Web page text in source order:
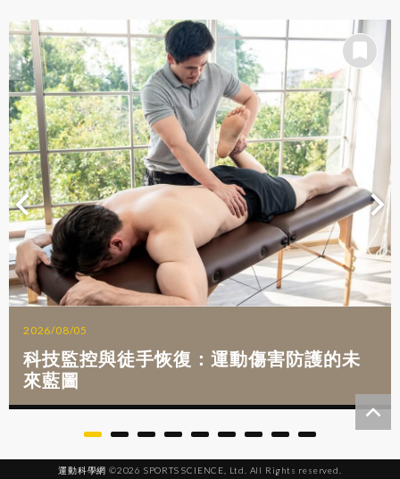
2026/08/05
科技監控與徒手恢復：運動傷害防護的未
來藍圖
運動科學網 ©2026 SPORTS SCIENCE, Ltd. All Rights reserved.